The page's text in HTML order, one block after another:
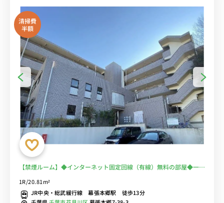
清掃費
半額
【禁煙ルーム】◆インターネット固定回線（有線）無料の部屋◆一棟
完備♪人気のデスク＆チェア付き♪■JR総武線・京成千葉線の2路線
利用可/秋葉原・新宿まで乗換なし/物件近くには「リブレ京成」「ア
1R/20.81m²
JR中央・総武緩行線 幕張本郷駅 徒歩13分